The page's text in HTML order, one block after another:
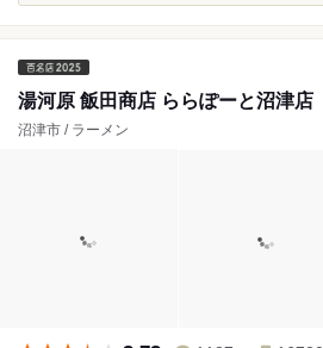
湯河原 飯田商店 ららぽーと沼津店
沼津市 / ラーメン